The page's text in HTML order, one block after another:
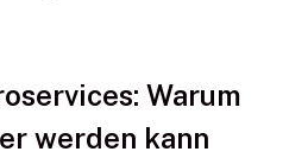
Warum
werden kann